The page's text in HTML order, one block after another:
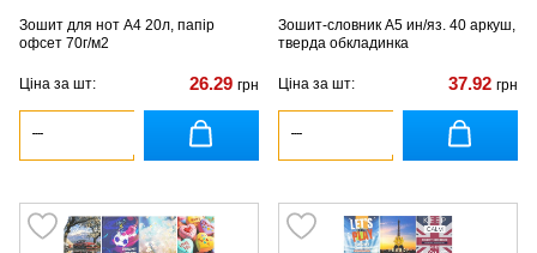
Зошит для нот А4 20л, папір
офсет 70г/м2
Ціна за шт: 26.29 грн
Зошит-словник А5 ин/яз. 40 аркуш,
тверда обкладинка
Ціна за шт: 37.92 грн